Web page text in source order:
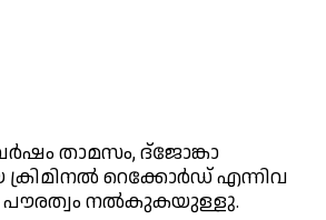
താമസം, ദ്ജോങ്കാ
ക്രിമിനൽ റെക്കോർഡ് എന്നിവ
പൗരത്വം നൽകുകയുള്ളു.